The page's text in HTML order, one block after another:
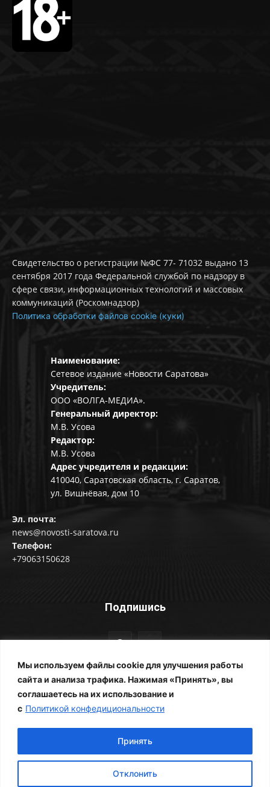
Мы используем файлы cookie для улучшения работы
сайта и анализа трафика. Нажимая «Принять», вы
соглашаетесь на их использование и
с Политикой конфедициональности
Отклонить
Принять
Свидетельство о регистрации №ФС 77- 71032 выдано 13
сентября 2017 года Федеральной службой по надзору в
сфере связи, информационных технологий и массовых
коммуникаций (Роскомнадзор)
Политика обработки файлов cookie (куки)
Наименование:
Сетевое издание «Новости Саратова»
Учредитель:
ООО «ВОЛГА-МЕДИА».
Генеральный директор:
М.В. Усова
Редактор:
М.В. Усова
Адрес учредителя и редакции:
410040, Саратовская область, г. Саратов,
ул. Вишнёвая, дом 10
Эл. почта:
news@novosti-saratova.ru
Телефон:
+79063150628
Подпишись
© Новости Саратова 2014-2025